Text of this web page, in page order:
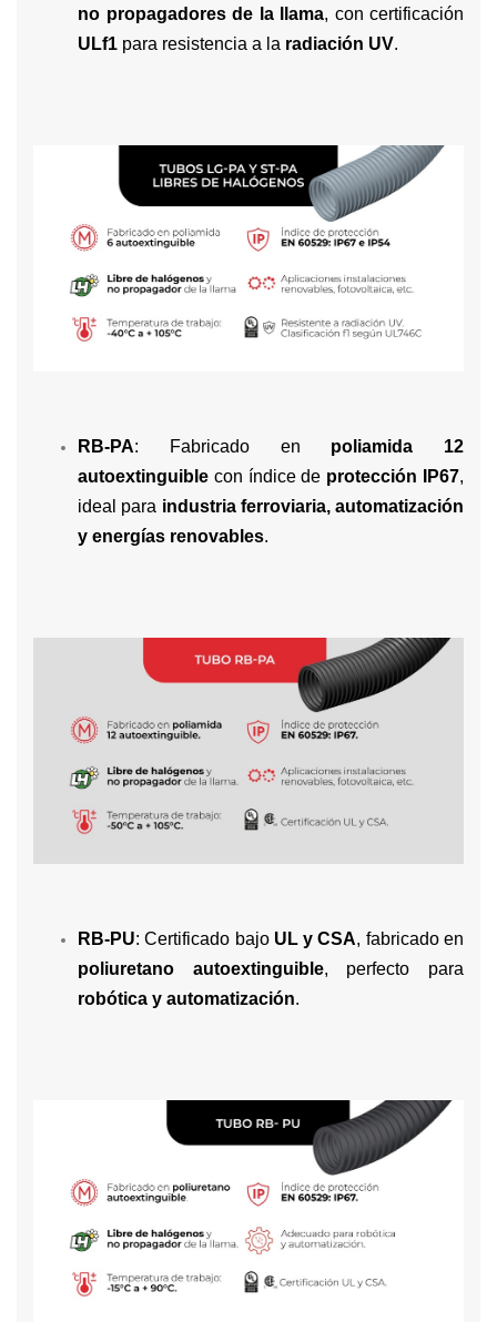
no propagadores de la llama, con certificación
ULf1 para resistencia a la radiación UV.
RB-PA: Fabricado en poliamida 12
autoextinguible con índice de protección IP67,
ideal para industria ferroviaria, automatización
y energías renovables.
RB-PU: Certificado bajo UL y CSA, fabricado en
poliuretano autoextinguible, perfecto para
robótica y automatización.